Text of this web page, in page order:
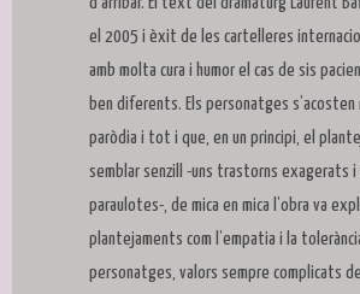
el 2005 i èxit de les cartelleres
amb molta cura i humor el cas de sis
ben diferents. Els personatges s’acosten
paròdia i tot i que, en un principi, el
semblar senzill -uns trastorns exagerats i
paraulotes-, de mica en mica l’obra va
plantejaments com l’empatia i la
personatges, valors sempre complicats